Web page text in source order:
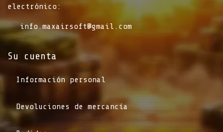
electrónico:
info.maxairsoft@gmail.com
Su cuenta
Información personal
Devoluciones de mercancía